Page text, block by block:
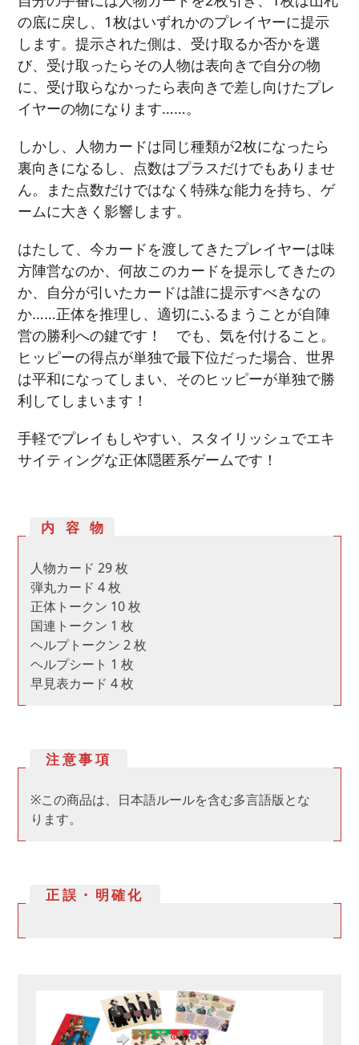
の底に戻し、1枚はいずれかのプレイヤーに提示
します。提示された側は、受け取るか否かを選
び、受け取ったらその人物は表向きで自分の物
に、受け取らなかったら表向きで差し向けたプレ
イヤーの物になります……。
しかし、人物カードは同じ種類が2枚になったら
裏向きになるし、点数はプラスだけでもありませ
ん。また点数だけではなく特殊な能力を持ち、ゲ
ームに大きく影響します。
はたして、今カードを渡してきたプレイヤーは味
方陣営なのか、何故このカードを提示してきたの
か、自分が引いたカードは誰に提示すべきなの
か……正体を推理し、適切にふるまうことが自陣
営の勝利への鍵です！ でも、気を付けること。
ヒッピーの得点が単独で最下位だった場合、世界
は平和になってしまい、そのヒッピーが単独で勝
利してしまいます！
手軽でプレイもしやすい、スタイリッシュでエキ
サイティングな正体隠匿系ゲームです！
内容物
人物カード 29 枚
弾丸カード 4 枚
正体トークン 10 枚
国連トークン 1 枚
ヘルプトークン 2 枚
ヘルプシート 1 枚
早見表カード 4 枚
注意事項
※この商品は、日本語ルールを含む多言語版とな
ります。
正誤・明確化